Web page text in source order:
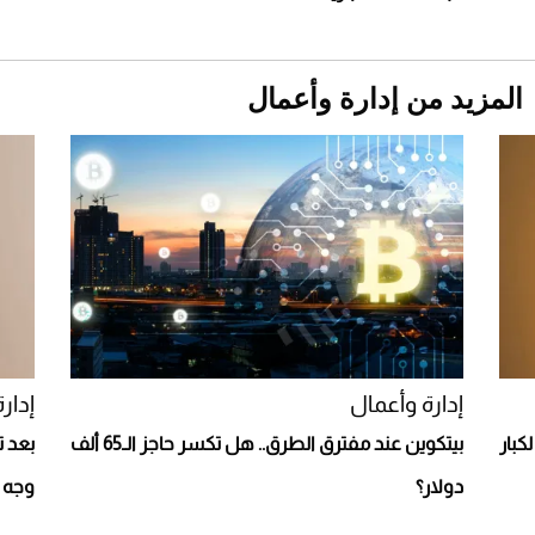
Aston Martin Valiant: على هوى الأبطال
المزيد من إدارة وأعمال
لكبار
إدارة وأعمال
بيتكوين عند مفترق الطرق.. هل تكسر حاجز الـ65 ألف
دولار؟ وجه